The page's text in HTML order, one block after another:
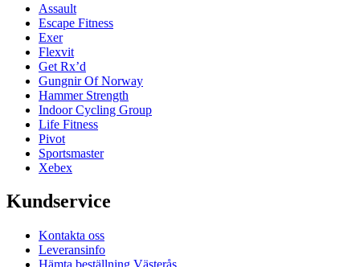
Assault
Escape Fitness
Exer
Flexvit
Get Rx’d
Gungnir Of Norway
Hammer Strength
Indoor Cycling Group
Life Fitness
Pivot
Sportsmaster
Xebex
Kundservice
Kontakta oss
Leveransinfo